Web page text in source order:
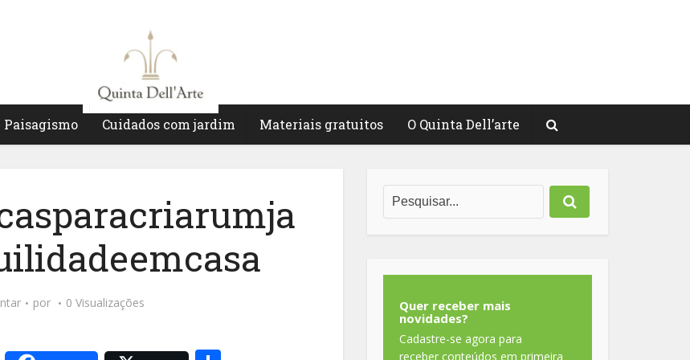
Paisagismo Cuidados com jardim Materiais gratuitos O Quinta Dell’arte
por 0 Visualizações
Quer receber mais
novidades?
Cadastre-se agora para
receber conteúdos em primeira